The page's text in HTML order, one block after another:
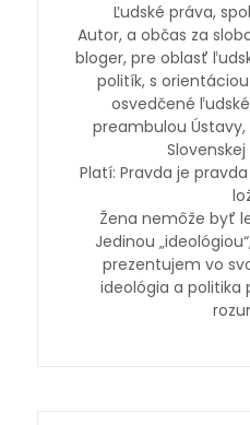
Ľudské práva,
Autor, a občas za
bloger, pre oblasť
politík, s
osvedčené
preambulou
Platí: Pravda je
Žena nemôže byť
Jedinou
prezentujem vo
ideológia a politika